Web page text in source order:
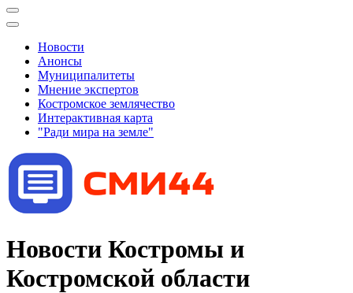
Новости
Анонсы
Муниципалитеты
Мнение экспертов
Костромское землячество
Интерактивная карта
"Ради мира на земле"
Новости Костромы и
Костромской области